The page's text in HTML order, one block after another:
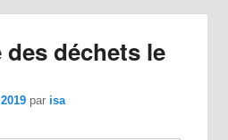
des déchets le
par isa